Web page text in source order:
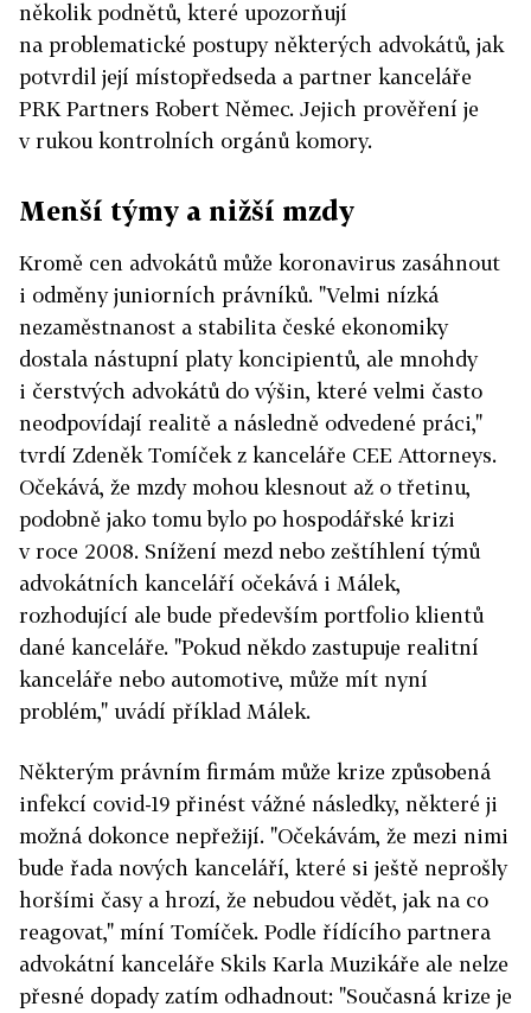
několik podnětů, které upozorňují
na problematické postupy některých advokátů, jak
potvrdil její místopředseda a partner kanceláře
PRK Partners Robert Němec. Jejich prověření je
v rukou kontrolních orgánů komory.
Menší týmy a nižší mzdy
Kromě cen advokátů může koronavirus zasáhnout
i odměny juniorních právníků. "Velmi nízká
nezaměstnanost a stabilita české ekonomiky
dostala nástupní platy koncipientů, ale mnohdy
i čerstvých advokátů do výšin, které velmi často
neodpovídají realitě a následně odvedené práci,"
tvrdí Zdeněk Tomíček z kanceláře CEE Attorneys.
Očekává, že mzdy mohou klesnout až o třetinu,
podobně jako tomu bylo po hospodářské krizi
v roce 2008. Snížení mezd nebo zeštíhlení týmů
advokátních kanceláří očekává i Málek,
rozhodující ale bude především portfolio klientů
dané kanceláře. "Pokud někdo zastupuje realitní
kanceláře nebo automotive, může mít nyní
problém," uvádí příklad Málek.
Některým právním firmám může krize způsobená
infekcí covid-19 přinést vážné následky, některé ji
možná dokonce nepřežijí. "Očekávám, že mezi nimi
bude řada nových kanceláří, které si ještě neprošly
horšími časy a hrozí, že nebudou vědět, jak na co
reagovat," míní Tomíček. Podle řídícího partnera
advokátní kanceláře Skils Karla Muzikáře ale nelze
přesné dopady zatím odhadnout: "Současná krize je